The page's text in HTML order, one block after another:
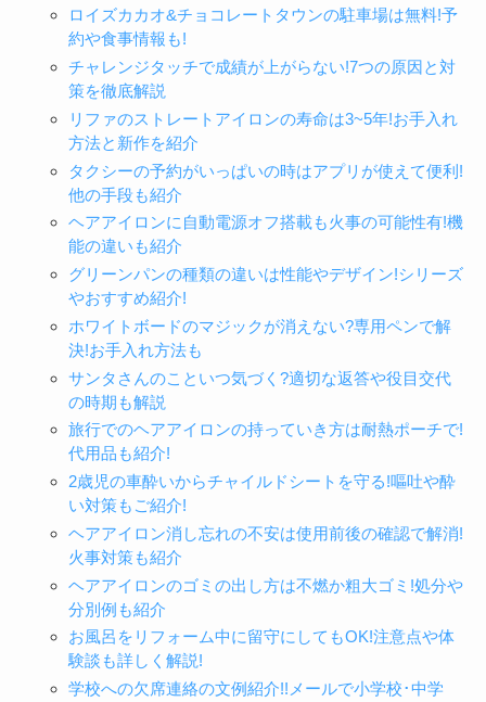
ロイズカカオ&チョコレートタウンの駐車場は無料!予
約や食事情報も!
チャレンジタッチで成績が上がらない!7つの原因と対
策を徹底解説
リファのストレートアイロンの寿命は3~5年!お手入れ
方法と新作を紹介
タクシーの予約がいっぱいの時はアプリが使えて便利!
他の手段も紹介
ヘアアイロンに自動電源オフ搭載も火事の可能性有!機
能の違いも紹介
グリーンパンの種類の違いは性能やデザイン!シリーズ
やおすすめ紹介!
ホワイトボードのマジックが消えない?専用ペンで解
決!お手入れ方法も
サンタさんのこといつ気づく?適切な返答や役目交代
の時期も解説
旅行でのヘアアイロンの持っていき方は耐熱ポーチで!
代用品も紹介!
2歳児の車酔いからチャイルドシートを守る!嘔吐や酔
い対策もご紹介!
ヘアアイロン消し忘れの不安は使用前後の確認で解消!
火事対策も紹介
ヘアアイロンのゴミの出し方は不燃か粗大ゴミ!処分や
分別例も紹介
お風呂をリフォーム中に留守にしてもOK!注意点や体
験談も詳しく解説!
学校への欠席連絡の文例紹介!!メールで小学校･中学